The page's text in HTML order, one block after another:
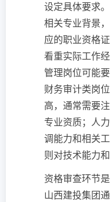
设定具体要求
相关专业背景
应的职业资格
看重实际工作
管理岗位可能
财务审计类岗
高，通常需要
专业资质；人
调能力和相关
则对技术能力
资格审查环节
山西建投集团